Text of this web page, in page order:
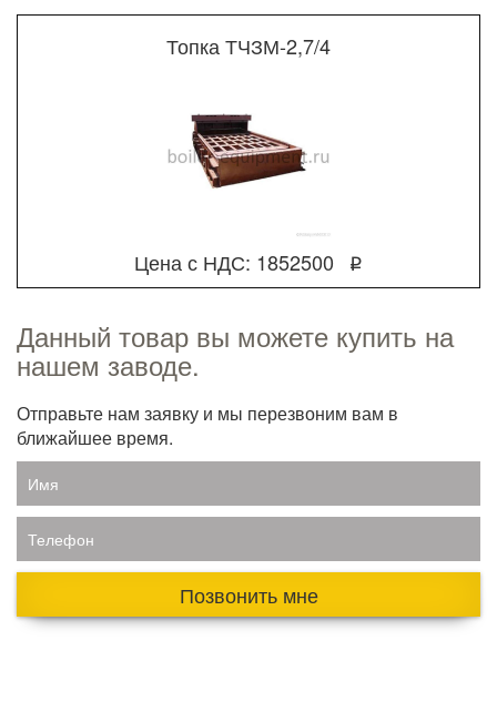
Топка ТЧЗМ-2,7/4
Цена с НДС: 1852500 q
Данный товар вы можете купить на
нашем заводе.
Отправьте нам заявку и мы перезвоним вам в
ближайшее время.
Имя
Телефон
Позвонить мне